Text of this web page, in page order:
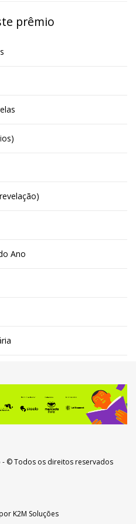
prêmio
Ano
- © Todos os direitos reservados
K2M Soluções